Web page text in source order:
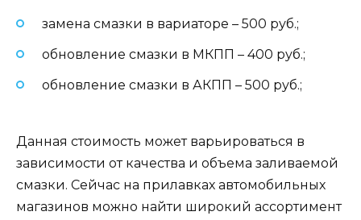
замена смазки в вариаторе – 500 руб.;
обновление смазки в МКПП – 400 руб.;
обновление смазки в АКПП – 500 руб.;
Данная стоимость может варьироваться в
зависимости от качества и объема заливаемой
смазки. Сейчас на прилавках автомобильных
магазинов можно найти широкий ассортимент